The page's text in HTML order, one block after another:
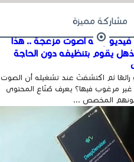
مشاركة مميزة
وفيه أصوت مزعجة .. هذا
يقوم بتنظيفه دون الحاجة
ثم اكتشفتَ عند تشغيله أن الصوت
مرغوب فيها؟ يعرف صُنّاع المحتوى
المخصص ...